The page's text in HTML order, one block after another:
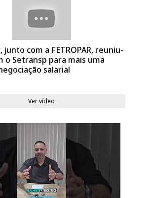
junto com a FETROPAR, reuniu-
o Setransp para mais uma
salarial
Ver vídeo